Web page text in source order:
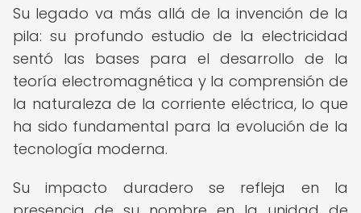
Su legado va más allá de la invención de la
pila: su profundo estudio de la electricidad
sentó las bases para el desarrollo de la
teoría electromagnética y la comprensión de
la naturaleza de la corriente eléctrica, lo que
ha sido fundamental para la evolución de la
tecnología moderna.
Su impacto duradero se refleja en la